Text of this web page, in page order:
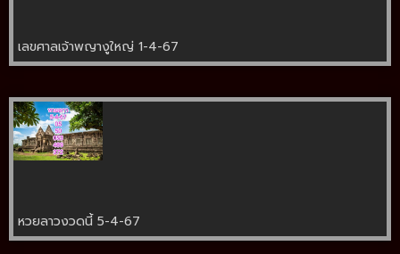
เลขศาลเจ้าพญางูใหญ่ 1-4-67
หวยลาวงวดนี้ 5-4-67